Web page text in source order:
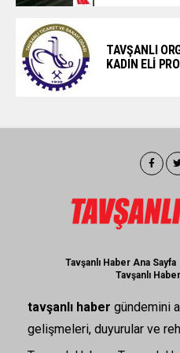
TAVŞANLI
KADIN ELİ
Tavşanlı Haber Ana Sayfa
Tavşanlı
tavşanlı haber gündemini
gelişmeleri, duyurular ve